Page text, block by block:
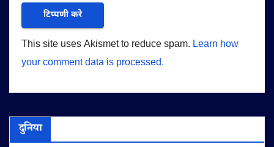
This site uses Akismet to reduce spam. Learn how
your comment data is processed.
दुनिया